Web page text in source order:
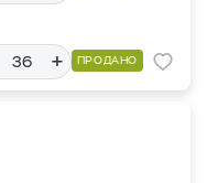
+ ПРОДАНО